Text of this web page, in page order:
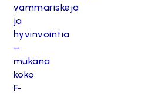
vammariskejä
ja
hyvinvointia
–
mukana
koko
F-